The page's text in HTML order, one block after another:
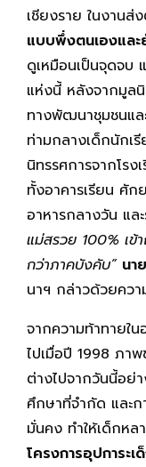
เชียงราย ในงานส่
แบบพึ่งตนเองแล
ดูเหมือนเป็นจุดจบ
แห่งนี้ หลังจากมูลนิ
ทางพัฒนาชุมชนแล
ท่ามกลางเด็กนักเ
นิทรรศการจากโร
ทั้งอาคารเรียน ศั
อาหารกลางวัน แล
แม่สรวย 100% เข้
กว่าภาคบังคับ” นา
นาฯ กล่าวด้วยควา
จากความท้าทายใ
ไปเมื่อปี 1998 ภา
ต่างไปจากวันนี้อย่
ศึกษาที่จำกัด และก
มั่นคง ทำให้เด็กหล
โครงการอุปการะเ